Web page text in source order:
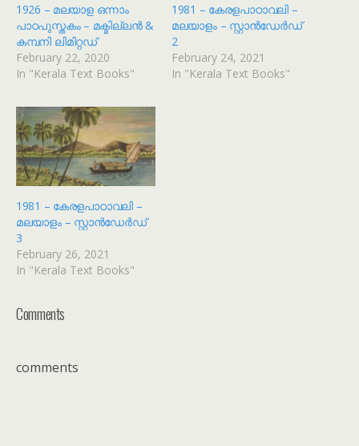
1926 – മലയാള ഒന്നാം
പാഠപുസ്തകം – മക്മില്ലൻ &
കമ്പനി ലിമിറ്റഡ്
February 22, 2020
In "Kerala Text Books"
1981 – കേരളപാഠാവലി –
മലയാളം – സ്റ്റാൻഡേർഡ്
2
February 24, 2021
In "Kerala Text Books"
1981 – കേരളപാഠാവലി –
മലയാളം – സ്റ്റാൻഡേർഡ്
3
February 26, 2021
In "Kerala Text Books"
Comments
comments